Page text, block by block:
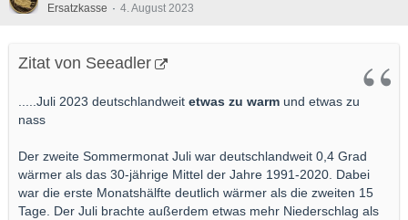
Ersatzkasse 4. August 2023
Zitat von Seeadler
.....Juli 2023 deutschlandweit etwas zu warm und etwas zu
nass
Der zweite Sommermonat Juli war deutschlandweit 0,4 Grad
wärmer als das 30-jährige Mittel der Jahre 1991-2020. Dabei
war die erste Monatshälfte deutlich wärmer als die zweiten 15
Tage. Der Juli brachte außerdem etwas mehr Niederschlag als